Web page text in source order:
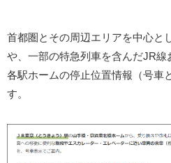
首都圏とその周辺エリアを中心と
や、一部の特急列車を含んだJR
各駅ホームの停止位置情報（号車
す。